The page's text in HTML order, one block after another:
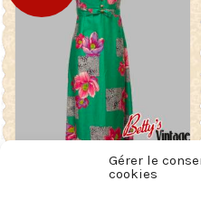
Gérer le
cookies